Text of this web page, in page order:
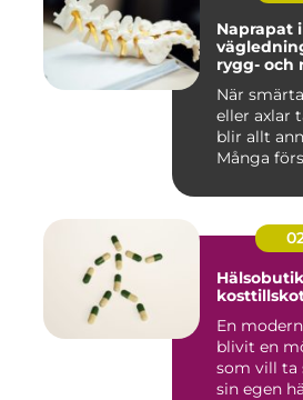
Naprapat
rygg- och
När
eller axlar
blir allt
Många
Hälsobutik mer än bara
En
blivit en
som vill ta
sin egen